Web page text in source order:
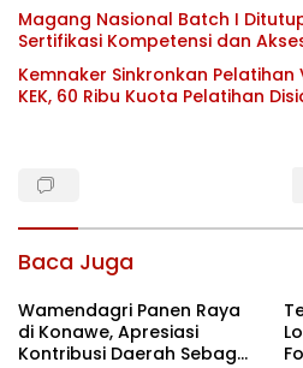
Magang Nasional Batch I
Sertifikasi Kompetensi dan
Kemnaker Sinkronkan
KEK, 60 Ribu Kuota Pelatihan
Baca Juga
Wamendagri Panen Raya
di Konawe, Apresiasi
Kontribusi Daerah Sebagai